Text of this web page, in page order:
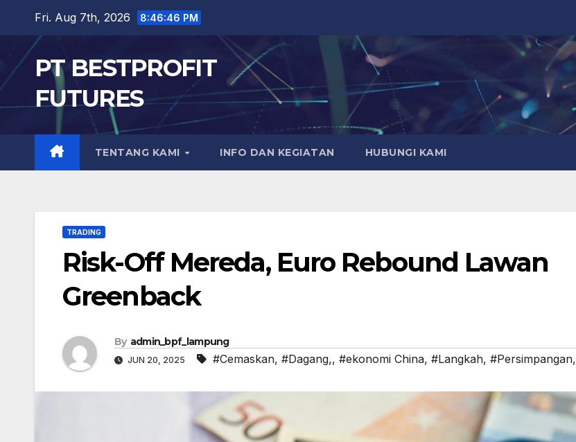
content
Fri. Aug 7th, 2026 8:46:48 PM
PT BESTPROFIT
FUTURES
TENTANG KAMI INFO DAN KEGIATAN HUBUNGI KAMI
TRADING
Risk-Off Mereda, Euro Rebound Lawan
Greenback
By admin_bpf_lampung
JUN 20, 2025 #Cemaskan, #Dagang,, #ekonomi China, #Langkah, #Persimpangan,